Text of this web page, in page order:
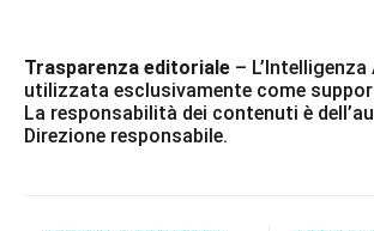
Trasparenza editoriale –
utilizzata esclusivamente come
La responsabilità dei contenuti è
Direzione responsabile.